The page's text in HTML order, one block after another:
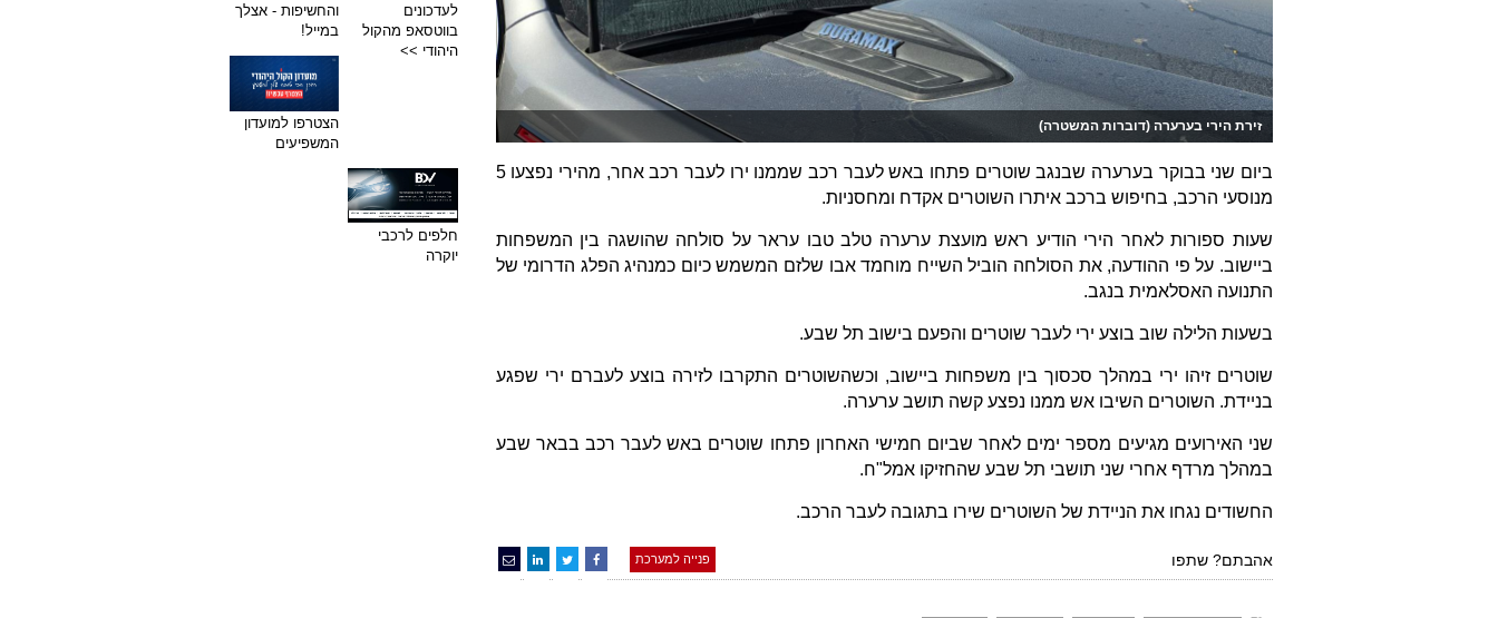
זירת הירי בערערה (דוברות המשטרה)
ביום שני בבוקר בערערה שבנגב שוטרים פתחו באש לעבר רכב שממנו ירו לעבר רכב אחר, מהירי נפצעו 5
מנוסעי הרכב, בחיפוש ברכב איתרו השוטרים אקדח ומחסניות.
שעות ספורות לאחר הירי הודיע ראש מועצת ערערה טלב טבו עראר על סולחה שהושגה בין המשפחות
ביישוב. על פי ההודעה, את הסולחה הוביל השייח מוחמד אבו שלזם המשמש כיום כמנהיג הפלג הדרומי של
התנועה האסלאמית בנגב.
בשעות הלילה שוב בוצע ירי לעבר שוטרים והפעם בישוב תל שבע.
שוטרים זיהו ירי במהלך סכסוך בין משפחות ביישוב, וכשהשוטרים התקרבו לזירה בוצע לעברם ירי שפגע
בניידת. השוטרים השיבו אש ממנו נפצע קשה תושב ערערה.
שני האירועים מגיעים מספר ימים לאחר שביום חמישי האחרון פתחו שוטרים באש לעבר רכב בבאר שבע
במהלך מרדף אחרי שני תושבי תל שבע שהחזיקו אמל"ח.
החשודים נגחו את הניידת של השוטרים שירו בתגובה לעבר הרכב.
אהבתם? שתפו פנייה למערכת
לעדכונים
בווטסאפ מהקול
היהודי >>
והחשיפות - אצלך
במייל!
הצטרפו למועדון
המשפיעים
חלפים לרכבי
יוקרה